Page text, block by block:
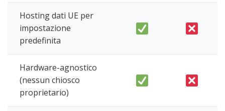
Hosting dati UE per
impostazione
predefinita
Hardware-agnostico
(nessun chiosco
proprietario)